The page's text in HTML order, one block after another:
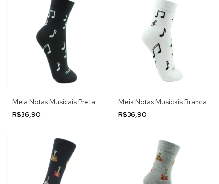
Meia Notas Musicais Preta
R$36,90
Meia Notas Musicais Branca
R$36,90